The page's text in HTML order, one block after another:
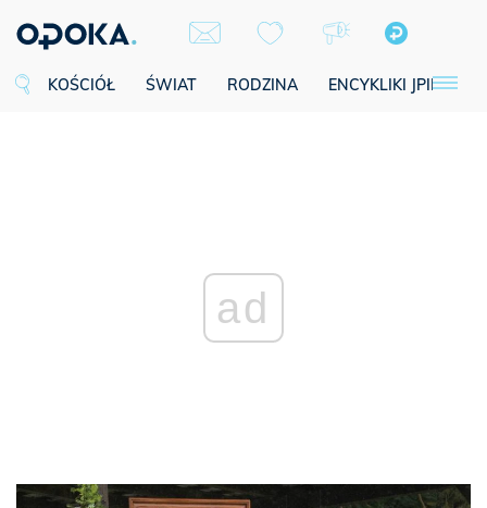
KOŚCIÓŁ ŚWIAT RODZINA ENCYKLIKI JPII
ad